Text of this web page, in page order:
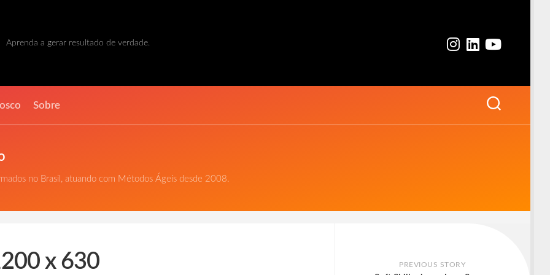
Aprenda a gerar resultado de verdade.
Sobre
no Brasil, atuando com Métodos Ágeis desde 2008.
x 630 PREVIOUS STORY